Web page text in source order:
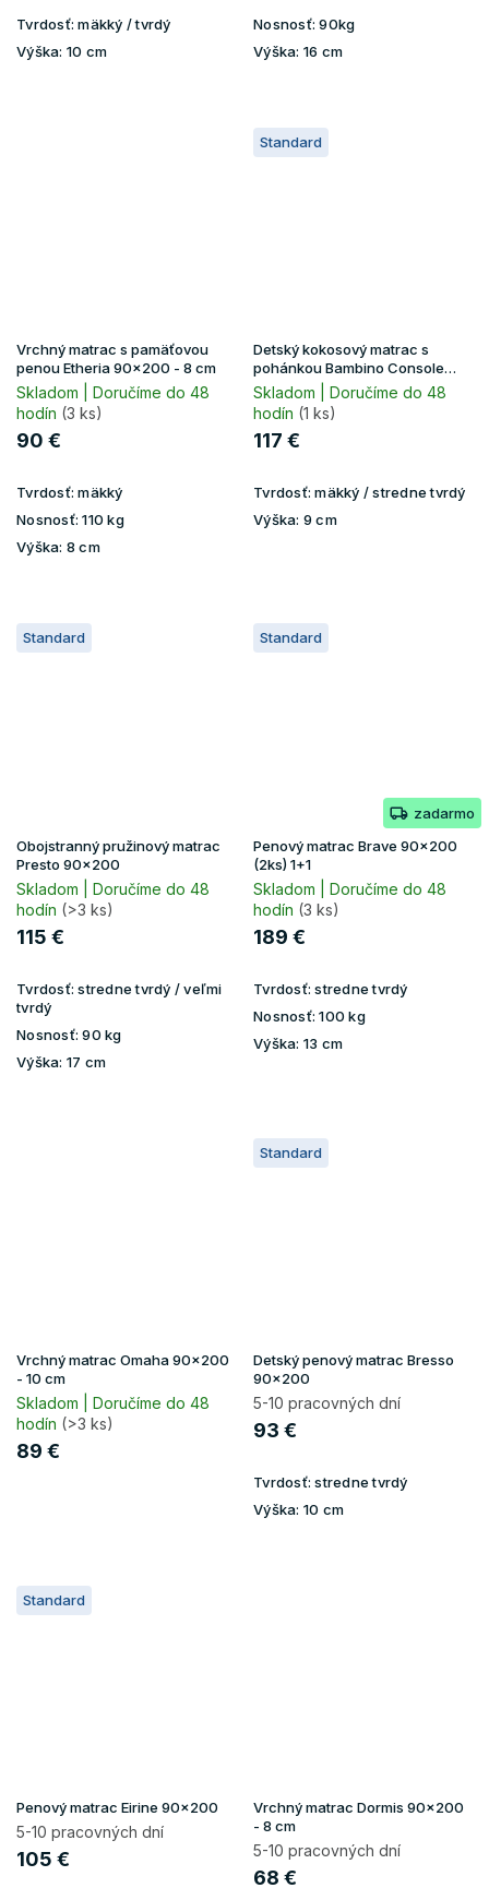
Tvrdosť: mäkký / tvrdý
Výška: 10 cm
Nosnosť: 90kg
Výška: 16 cm
Vrchný matrac s pamäťovou
penou Etheria 90x200 - 8 cm
Skladom | Doručíme do 48
hodín (3 ks)
90 €
Tvrdosť: mäkký
Nosnosť: 110 kg
Výška: 8 cm
Standard
Detský kokosový matrac s
pohánkou Bambino Console
90x200 - premium Jersey
Skladom | Doručíme do 48
hodín (1 ks)
117 €
Tvrdosť: mäkký / stredne tvrdý
Výška: 9 cm
Standard
Obojstranný pružinový matrac
Presto 90x200
Skladom | Doručíme do 48
hodín (>3 ks)
115 €
Tvrdosť: stredne tvrdý / veľmi
tvrdý
Nosnosť: 90 kg
Výška: 17 cm
Standard
zadarmo
Penový matrac Brave 90x200
(2ks) 1+1
Skladom | Doručíme do 48
hodín (3 ks)
189 €
Tvrdosť: stredne tvrdý
Nosnosť: 100 kg
Výška: 13 cm
Vrchný matrac Omaha 90x200
- 10 cm
Skladom | Doručíme do 48
hodín (>3 ks)
89 €
Standard
Detský penový matrac Bresso
90x200
5-10 pracovných dní
93 €
Tvrdosť: stredne tvrdý
Výška: 10 cm
Standard
Penový matrac Eirine 90x200
5-10 pracovných dní
105 €
Vrchný matrac Dormis 90x200
- 8 cm
5-10 pracovných dní
68 €